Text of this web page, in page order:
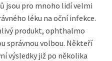
jsou pro mnoho lidí velmi
léku na oční infekce.
produkt, ophthalmo
správnou volbou. Někteří
výsledky již po několika